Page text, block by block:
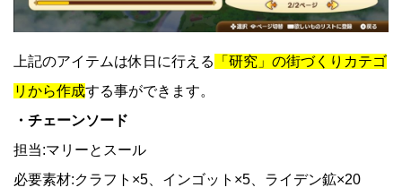
上記のアイテムは休日に行える
「研究」の街づくりカテゴ
リから作成する事ができます。
・チェーンソード
担当:マリーとスール
必要素材:クラフト×5、インゴット×5、ライデン鉱×20